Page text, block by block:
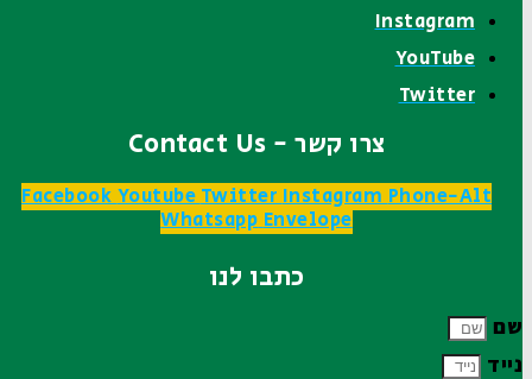
Instagram
YouTube
Twitter
צרו קשר - Contact Us
FacebookYoutubeTwitterInstagramPhone-Alt
WhatsappEnvelope
כתבו לנו
שם
נייד